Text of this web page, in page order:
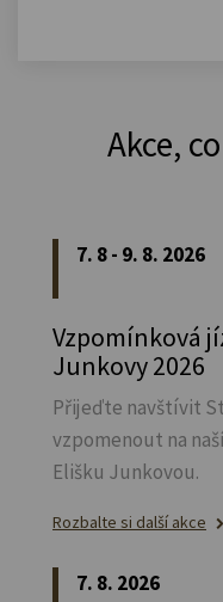
Akce,
7. 8 - 9. 8. 2026
Vzpomínková
Junkovy 2026
Přijeďte navštívit
vzpomenout na
Elišku Junkovou.
Rozbalte si další akce
7. 8. 2026